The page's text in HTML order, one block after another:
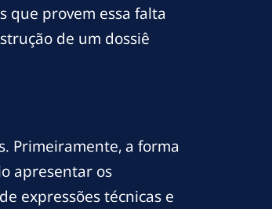
que provem essa falta
de um dossiê
Primeiramente, a forma
apresentar os
expressões técnicas e